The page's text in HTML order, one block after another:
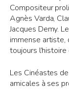
Compositeur
Agnès Varda,
Jacques Demy.
immense
toujours l’histoire
Les Cinéastes
amicales à ses